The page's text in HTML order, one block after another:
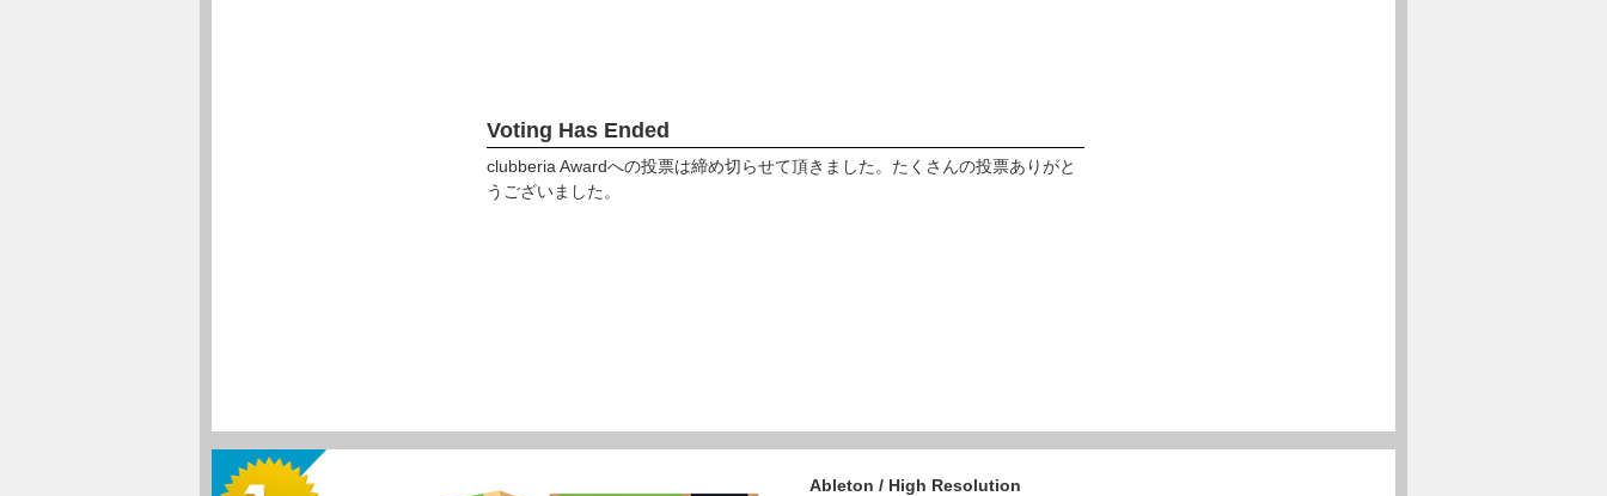
Voting Has Ended
clubberia Awardへの投票は締め切らせて頂きました。たくさんの投票ありがと
うございました。
Ableton / High Resolution